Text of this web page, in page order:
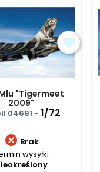
"Tigermeet
2009"
04691 - 1/72
 Brak
wysyłki